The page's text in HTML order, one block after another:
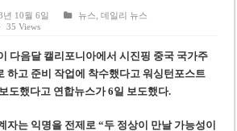
5일 연속 휴무 확정… 8월 29일~9월 2일
업, 2026년 말 완공 목표
임명 난항
억 세금 불복 청구 기각
년 10월 6일 뉴스 ,데일리 뉴스
35 Views
다음달 캘리포니아에서 시진핑 중국 국가주
하고 준비 작업에 착수했다고 워싱턴포스트
도했다고 연합뉴스가 6일 보도했다.
자는 익명을 전제로 “두 정상이 만날 가능성이